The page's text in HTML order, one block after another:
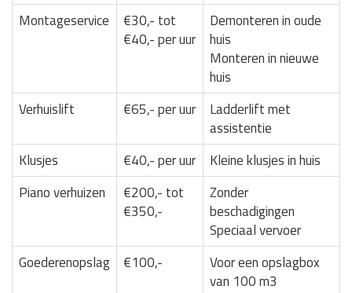
Montageservice
€30,- tot
€40,- per uur
Demonteren in oude
huis
Monteren in nieuwe
huis
Verhuislift
€65,- per uur
Ladderlift met
assistentie
Klusjes
€40,- per uur
Kleine klusjes in huis
Piano verhuizen
€200,- tot
€350,-
Zonder
beschadigingen
Speciaal vervoer
Goederenopslag
€100,-
Voor een opslagbox
van 100 m3